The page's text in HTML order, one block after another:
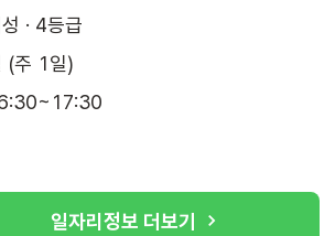
· 4등급
(주 1일)
일자리정보 더보기